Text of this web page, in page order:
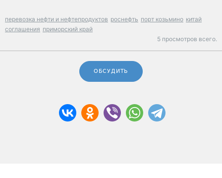
перевозка нефти и нефтепродуктов роснефть порт козьмино китай
соглашения приморский край
5 просмотров всего.
ОБСУДИТЬ